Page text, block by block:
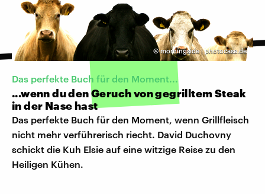
©morningside | photocase.de
Das perfekte Buch für den Moment...
...wenn du den Geruch von gegrilltem Steak
in der Nase hast
Das perfekte Buch für den Moment, wenn Grillfleisch
nicht mehr verführerisch riecht. David Duchovny
schickt die Kuh Elsie auf eine witzige Reise zu den
Heiligen Kühen.